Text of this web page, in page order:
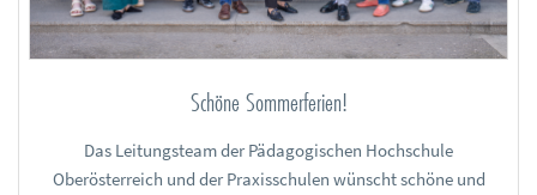
Schöne Sommerferien!
Das Leitungsteam der Pädagogischen Hochschule
Oberösterreich und der Praxisschulen wünscht schöne und